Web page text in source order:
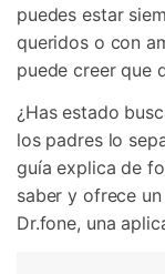
puedes estar
queridos o con
puede creer que
¿Has estado
los padres lo
guía explica de
saber y ofrece
Dr.fone, una